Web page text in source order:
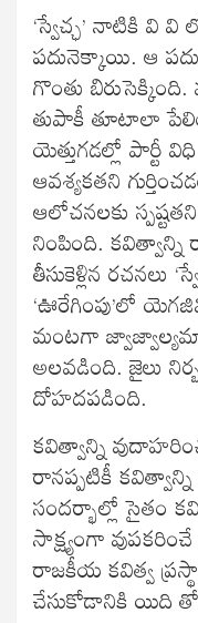
‘స్వేచ్ఛ’ నాటికి వి
పదునెక్కాయి. ఆ
గొంతు
తుపాకీ తూటాలా
యెత్తుగడల్లో పార్టీ
ఆవశ్యకతని
ఆలోచనలకు
నింపింది.
తీసుకెళ్లిన రచనలు
‘ఊరేగింపు’లో
మంటగా
అలవడింది. జైలు
దోహదపడింది.
కవిత్వాన్ని
రానప్పటికీ
సందర్భాల్లో సైతం
సాక్ష్యంగా
రాజకీయ కవిత్వ
చేసుకోడానికి యిది